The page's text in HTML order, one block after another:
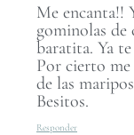
Me encanta!!
gominolas de
baratita. Ya
Por cierto me
de las
Besitos.
Responder